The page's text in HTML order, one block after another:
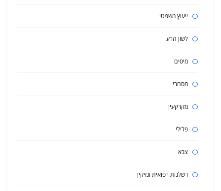
ייעוץ משפטי
לשון הרע
מיסים
מסחרי
מקרקעין
פלילי
צבא
רשלנות רפואית ונזיקין